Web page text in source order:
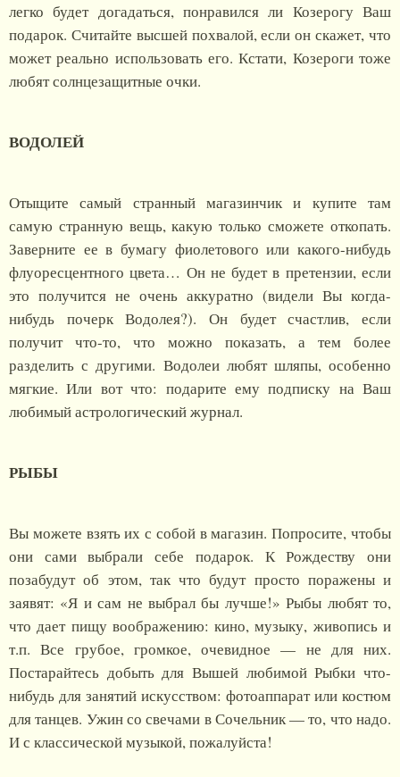
легко будет догадаться, понравился ли Козерогу Ваш
подарок. Считайте высшей похвалой, если он скажет, что
может реально использовать его. Кстати, Козероги тоже
любят солнцезащитные очки.
ВОДОЛЕЙ
Отыщите самый странный магазинчик и купите там
самую странную вещь, какую только сможете откопать.
Заверните ее в бумагу фиолетового или какого-нибудь
флуоресцентного цвета… Он не будет в претензии, если
это получится не очень аккуратно (видели Вы когда-
нибудь почерк Водолея?). Он будет счастлив, если
получит что-то, что можно показать, а тем более
разделить с другими. Водолеи любят шляпы, особенно
мягкие. Или вот что: подарите ему подписку на Ваш
любимый астрологический журнал.
РЫБЫ
Вы можете взять их с собой в магазин. Попросите, чтобы
они сами выбрали себе подарок. К Рождеству они
позабудут об этом, так что будут просто поражены и
заявят: «Я и сам не выбрал бы лучше!» Рыбы любят то,
что дает пищу воображению: кино, музыку, живопись и
т.п. Все грубое, громкое, очевидное — не для них.
Постарайтесь добыть для Вышей любимой Рыбки что-
нибудь для занятий искусством: фотоаппарат или костюм
для танцев. Ужин со свечами в Сочельник — то, что надо.
И с классической музыкой, пожалуйста!